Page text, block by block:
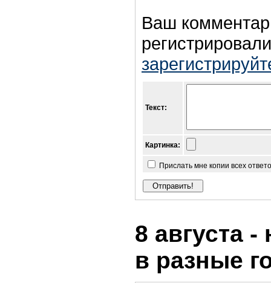
Ваш
Текст:
Картинка:
Прислать мне копии всех
8 августа -
в разные